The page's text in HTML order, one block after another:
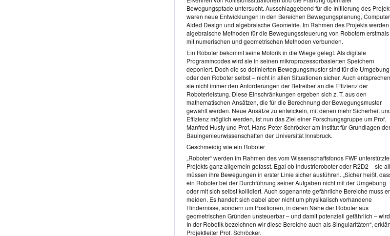
Bewegungspfade untersucht. Ausschlaggebend für die Initiierung des
waren neue Entwicklungen in den Bereichen Bewegungsplanung,
Aided Design und algebraische Geometrie. Im Rahmen des Projekts werden
algebraische Methoden für die Bewegungssteuerung von Robotern erstmals
mit numerischen und geometrischen Methoden verbunden.
Ein Roboter bekommt seine Motorik in die Wiege gelegt. Als digitale
Programmcodes wird sie in seinen mikroprozessorbasierten Speichern
deponiert. Doch die so definierten Bewegungsmuster sind für die
oder den Roboter selbst – nicht in allen Situationen sicher. Auch entsprechen
sie nicht immer den Anforderungen der Betreiber an die Effizienz der
Roboterleistung. Diese Einschränkungen ergeben sich z. T. aus den
mathematischen Ansätzen, die für die Berechnung der Bewegungsmuster
gewählt werden. Neue Ansätze zu entwickeln, mit denen mehr Sicherheit
Effizienz möglich werden, ist nun das Ziel einer Forschungsgruppe um Prof.
Manfred Husty und Prof. Hans-Peter Schröcker am Institut für Grundlagen der
Bauingenieurwissenschaften der Universität Innsbruck.
Geschmeidig wie ein Roboter
„Roboter“ werden im Rahmen des vom Wissenschaftsfonds FWF
Projekts ganz allgemein gefasst. Egal ob Industrieroboter oder R2D2 – sie
müssen ihre Bewegungen in erster Linie sicher ausführen. „Sicher heißt,
ein Roboter bei der Durchführung seiner Aufgaben nicht mit der Umgebung
oder mit sich selbst kollidiert. Auch sogenannte gefährliche Bereiche muss er
meiden. Es handelt sich dabei aber nicht um physikalisch vorhandene
Hindernisse, sondern um Positionen, in deren Nähe der Roboter aus
geometrischen Gründen unsteuerbar – und damit potenziell gefährlich –
In der Robotik bezeichnen wir diese Bereiche auch als Singularitäten“,
Projektleiter Prof. Schröcker.